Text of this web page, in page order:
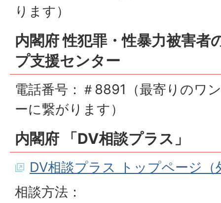
ります）
内閣府 性犯罪・性暴力被害者
プ支援センター
電話番号：＃8891（最寄りのワ
ーに繋がります）
内閣府 「DV相談プラス」
DV相談プラス トップページ（
相談方法：